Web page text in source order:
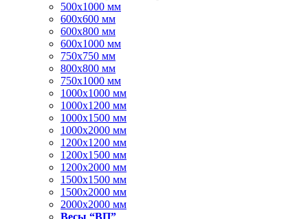
500x1000 мм
600x600 мм
600x800 мм
600x1000 мм
750x750 мм
800x800 мм
750x1000 мм
1000x1000 мм
1000x1200 мм
1000x1500 мм
1000x2000 мм
1200x1200 мм
1200x1500 мм
1200x2000 мм
1500x1500 мм
1500x2000 мм
2000x2000 мм
Весы “ВП”